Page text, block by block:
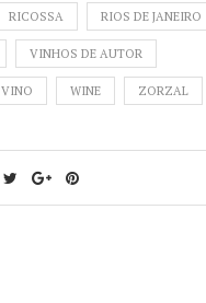
RICOSSA RIOS DE JANEIRO
VINHOS DE AUTOR
VINO WINE ZORZAL